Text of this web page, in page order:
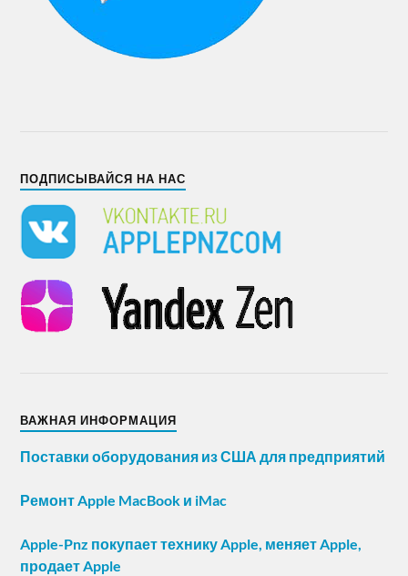
ПОДПИСЫВАЙСЯ НА НАС
ВАЖНАЯ ИНФОРМАЦИЯ
Поставки оборудования из США для предприятий
Ремонт Apple MacBook и iMac
Apple-Pnz покупает технику Apple, меняет Apple,
продает Apple